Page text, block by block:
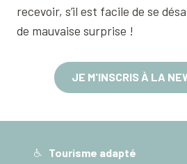
recevoir, s’il est facile de se
de mauvaise surprise !
JE M'INSCRIS À LA
Tourisme adapté